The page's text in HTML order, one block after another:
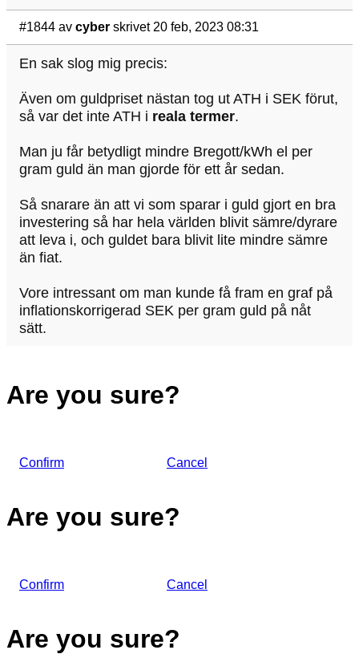
#1844 av cyber skrivet 20 feb, 2023 08:31
En sak slog mig precis:
Även om guldpriset nästan tog ut ATH i SEK förut,
så var det inte ATH i reala termer.
Man ju får betydligt mindre Bregott/kWh el per
gram guld än man gjorde för ett år sedan.
Så snarare än att vi som sparar i guld gjort en bra
investering så har hela världen blivit sämre/dyrare
att leva i, och guldet bara blivit lite mindre sämre
än fiat.
Vore intressant om man kunde få fram en graf på
inflationskorrigerad SEK per gram guld på nåt
sätt.
Are you sure?
Confirm Cancel
Are you sure?
Confirm Cancel
Are you sure?